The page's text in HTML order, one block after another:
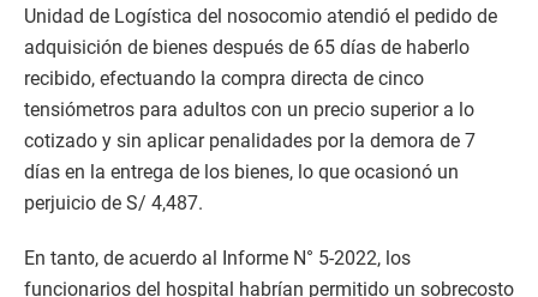
Unidad de Logística del nosocomio atendió el pedido de
adquisición de bienes después de 65 días de haberlo
recibido, efectuando la compra directa de cinco
tensiómetros para adultos con un precio superior a lo
cotizado y sin aplicar penalidades por la demora de 7
días en la entrega de los bienes, lo que ocasionó un
perjuicio de S/ 4,487.
En tanto, de acuerdo al Informe N° 5-2022, los
funcionarios del hospital habrían permitido un sobrecosto